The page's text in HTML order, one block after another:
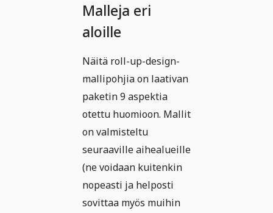
Malleja eri
aloille
Näitä roll-up-design-
mallipohjia on laativan
paketin 9 aspektia
otettu huomioon. Mallit
on valmisteltu
seuraaville aihealueille
(ne voidaan kuitenkin
nopeasti ja helposti
sovittaa myös muihin